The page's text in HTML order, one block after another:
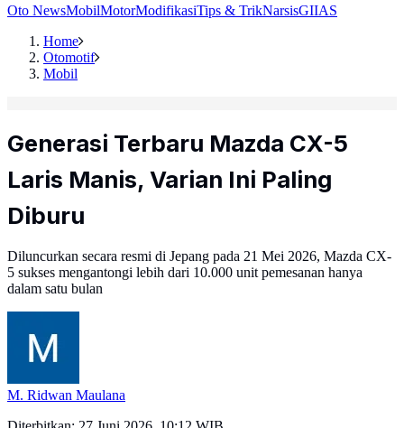
Oto NewsMobilMotorModifikasiTips & TrikNarsisGIIAS
Home
Otomotif
Mobil
Generasi Terbaru Mazda CX-5
Laris Manis, Varian Ini Paling
Diburu
Diluncurkan secara resmi di Jepang pada 21 Mei 2026, Mazda CX-
5 sukses mengantongi lebih dari 10.000 unit pemesanan hanya
dalam satu bulan
M. Ridwan Maulana